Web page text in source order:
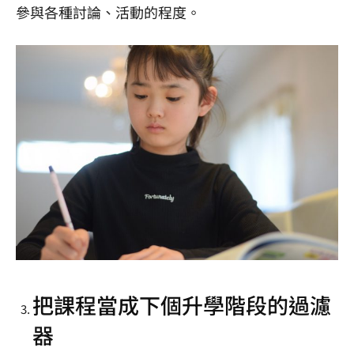
參與各種討論、活動的程度。
把課程當成下個升學階段的過濾
器